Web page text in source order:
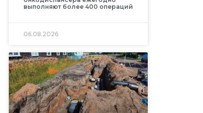
выполняют более 400 операций
06.08.2026